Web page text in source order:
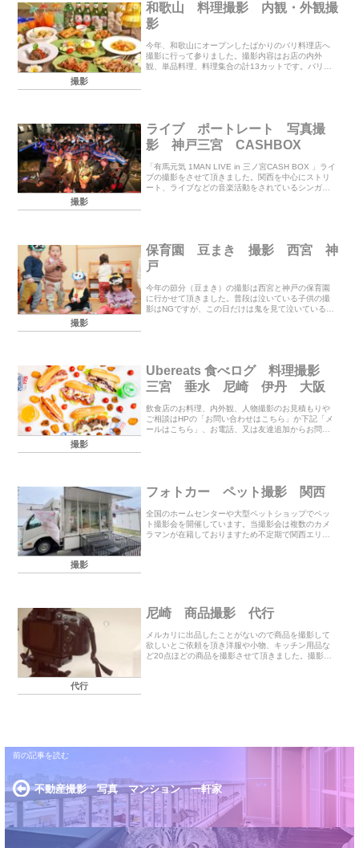
撮影
和歌山 料理撮影 内観・外観撮
影
今年、和歌山にオープンしたばかりのバリ料理店へ
撮影に行って参りました。撮影内容はお店の内外
観、単品料理、料理集合の計13カットです。バリ出
撮影
ライブ ポートレート 写真撮
影 神戸三宮 CASHBOX
「有馬元気 1MAN LIVE in 三ノ宮CASH BOX 」ライ
ブの撮影をさせて頂きました。関西を中心にストリ
ート、ライブなどの音楽活動をされているシンガー
撮影
保育園 豆まき 撮影 西宮 神
戸
今年の節分（豆まき）の撮影は西宮と神戸の保育園
に行かせて頂きました。普段は泣いている子供の撮
影はNGですが、この日だけは鬼を見て泣いている子
撮影
Ubereats 食べログ 料理撮影
三宮 垂水 尼崎 伊丹 大阪
飲食店のお料理、内外観、人物撮影のお見積もりや
ご相談はHPの「お問い合わせはこちら」か下記「メ
ールはこちら」、お電話、又は友達追加からお問い
撮影
フォトカー ペット撮影 関西
全国のホームセンターや大型ペットショップでペッ
ト撮影会を開催しています。当撮影会は複数のカメ
ラマンが在籍しておりますため不定期で関西エリア
代行
尼崎 商品撮影 代行
メルカリに出品したことがないので商品を撮影して
欲しいとご依頼を頂き洋服や小物、キッチン用品な
ど20点ほどの商品を撮影させて頂きました。撮影後
不動産撮影 写真 マンション 一軒家